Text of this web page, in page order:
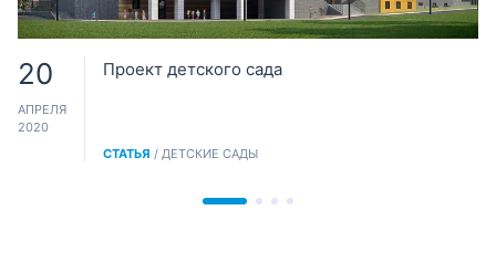
20
АПРЕЛЯ
2020
Проект детского сада
СТАТЬЯ / ДЕТСКИЕ САДЫ